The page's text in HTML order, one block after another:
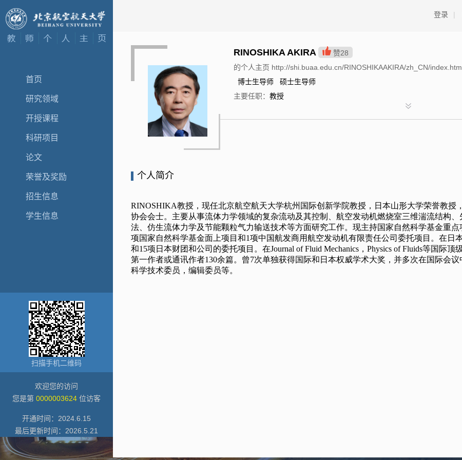
首页
研究领域
开授课程
科研项目
论文
荣誉及奖励
招生信息
学生信息
扫描手机二维码
欢迎您的访问
您是第 0000003624 位访客
开通时间： 2024 6 15
最后更新时间： 2026 5 21
登录 |
RINOSHIKA AKIRA 赞28
的个人主页 http://shi.buaa.edu.cn/RINOSHIKAAKIRA/zh_CN/index.htm
博士生导师 硕士生导师
主要任职： 教授
个人简介